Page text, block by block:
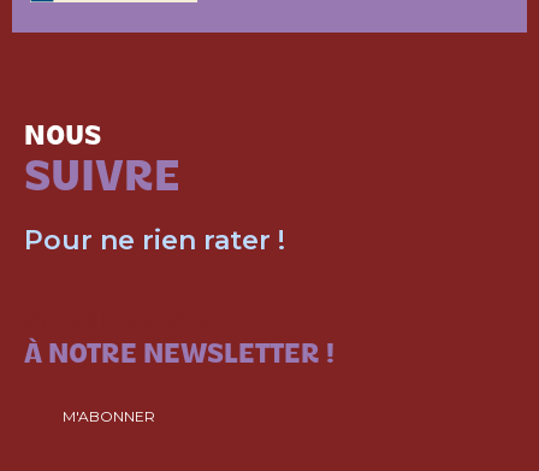
NOUS
SUIVRE
Pour ne rien rater !
À NOTRE NEWSLETTER !
M'ABONNER